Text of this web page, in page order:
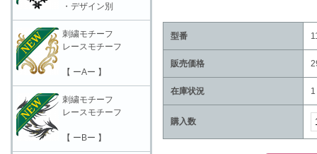
型番
販売価格
在庫状況 1
購入数
・デザイン別
刺繍モチーフ
レースモチーフ
【 ーAー 】
刺繍モチーフ
レースモチーフ
【 ーBー 】